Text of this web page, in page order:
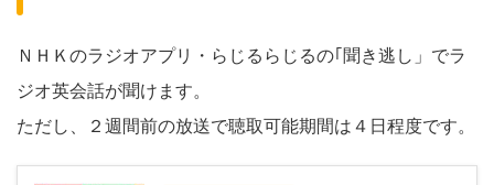
ＮＨＫのラジオアプリ・らじるらじるの｢聞き逃し」でラ
ジオ英会話が聞けます。
ただし、２週間前の放送で聴取可能期間は４日程度です。